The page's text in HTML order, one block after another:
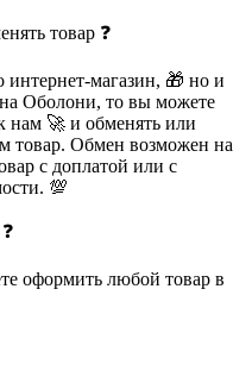
товар ❓
интернет-магазин, 🎁 но и
Оболони, то вы можете
нам 🚀 и обменять или
товар. Обмен возможен на
с доплатой или с
💯
оформить любой товар в